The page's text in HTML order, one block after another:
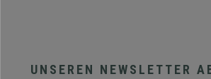
UNSEREN NEWSLETTER